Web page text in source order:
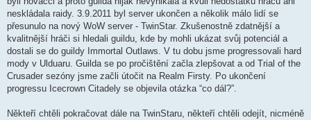
neskládala raidy. 3.9.2011 byl server ukončen a několik málo lidí se
přesunulo na nový WoW server - TwinStar. Zkušenostně zdatnější a
kvalitnější hráči si hledali guildu, kde by mohli ukázat svůj potenciál a
dostali se do guildy Immortal Outlaws. V tu dobu jsme progressovali hard
mody v Ulduaru. Guilda se po pročištění začla zlepšovat a od Trial of the
Crusader sezóny jsme začli útočit na Realm Firsty. Po ukončení
progressu Icecrown Citadely se objevila otázka “co dál?”.
Někteří chtěli pokračovat dále na TwinStaru, někteří chtěli odejít, nicméně